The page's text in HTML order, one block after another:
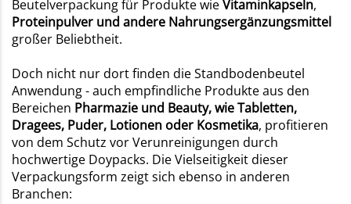
Beutelverpackung für Produkte wieVitaminkapseln,
Proteinpulver und andere Nahrungsergänzungsmittel
großer Beliebtheit.
Doch nicht nur dort finden die Standbodenbeutel
Anwendung - auch empfindliche Produkte aus den
Bereichen Pharmazie und Beauty, wie Tabletten,
Dragees, Puder, Lotionen oder Kosmetika, profitieren
von dem Schutz vor Verunreinigungen durch
hochwertige Doypacks. Die Vielseitigkeit dieser
Verpackungsform zeigt sich ebenso in anderen
Branchen: